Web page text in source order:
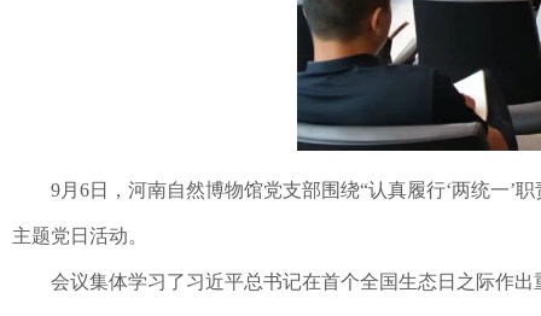
9月6日，河南自然博物馆党支部围绕“认真履行‘两统一’
主题党日活动。
会议集体学习了习近平总书记在首个全国生态日之际作